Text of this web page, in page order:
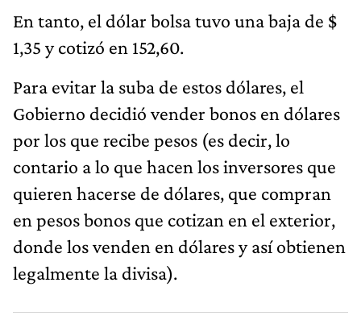
En tanto, el dólar bolsa tuvo una baja de $
1,35 y cotizó en 152,60.
Para evitar la suba de estos dólares, el
Gobierno decidió vender bonos en dólares
por los que recibe pesos (es decir, lo
contario a lo que hacen los inversores que
quieren hacerse de dólares, que compran
en pesos bonos que cotizan en el exterior,
donde los venden en dólares y así obtienen
legalmente la divisa).